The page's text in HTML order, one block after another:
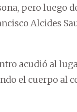
pero luego
Alcides
acudió al
el cuerpo al